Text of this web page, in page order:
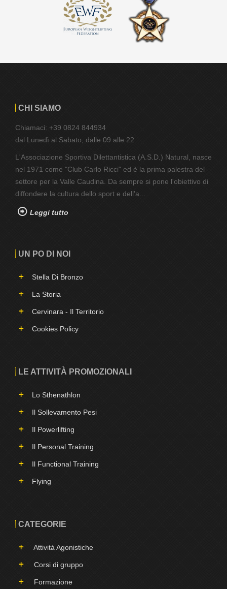
CHI SIAMO
Chiamaci: +39 0824 844934
dal Lunedì al Sabato, dalle 09 alle 22
L'Associazione Sportiva Dilettantistica (A.S.D.) Natural, nasce
nel 1971 come "Club Carlo Ricci" ed è la prima palestra del
settore per la Valle Caudina. Da sempre si pone l'obiettivo di
diffondere la cultura dello sport e dell'a...
Leggi tutto
UN PO DI NOI
Stella Di Bronzo
La Storia
Cervinara - Il Territorio
Cookies Policy
LE ATTIVITÀ PROMOZIONALI
Lo Sthenathlon
Il Sollevamento Pesi
Il Powerlifting
Il Personal Training
Il Functional Training
Flying
CATEGORIE
Attività Agonistiche
Corsi di gruppo
Formazione